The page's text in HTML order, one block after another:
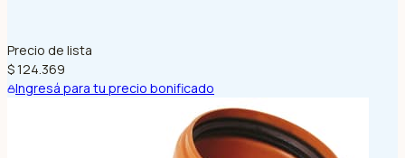
Precio de lista
$ 124.369
Ingresá para tu precio bonificado